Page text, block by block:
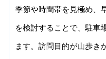
季節や時間帯を見極め、
を検討することで、駐車
ます。訪問目的が山歩き